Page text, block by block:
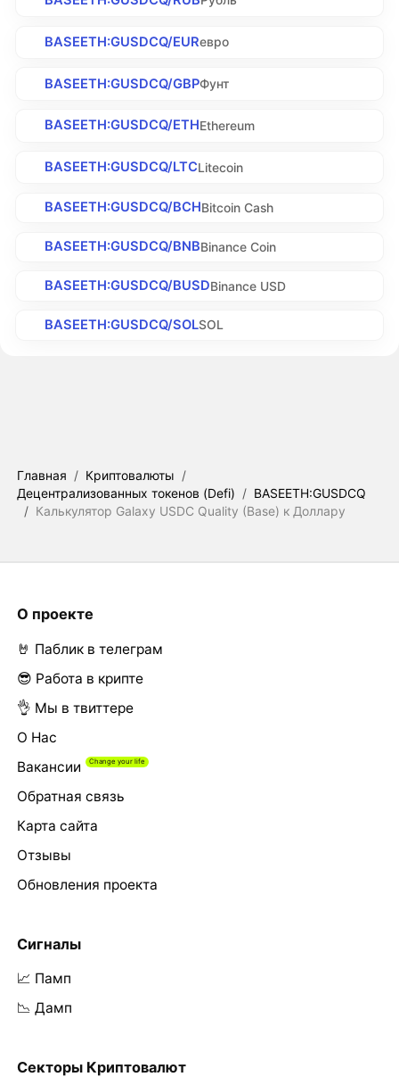
BASEETH:GUSDCQ/EURевро
BASEETH:GUSDCQ/GBPФунт
BASEETH:GUSDCQ/ETHEthereum
BASEETH:GUSDCQ/LTCLitecoin
BASEETH:GUSDCQ/BCHBitcoin Cash
BASEETH:GUSDCQ/BNBBinance Coin
BASEETH:GUSDCQ/BUSDBinance USD
BASEETH:GUSDCQ/SOLSOL
Главная / Криптовалюты /
Децентрализованных токенов (Defi) / BASEETH:GUSDCQ
/ Калькулятор Galaxy USDC Quality (Base) к Доллару
О проекте
🤘 Паблик в телеграм
😎 Работа в крипте
👌 Мы в твиттере
О Нас
Вакансии
Обратная связь
Карта сайта
Отзывы
Обновления проекта
Сигналы
📈 Памп
📉 Дамп
Секторы Криптовалют